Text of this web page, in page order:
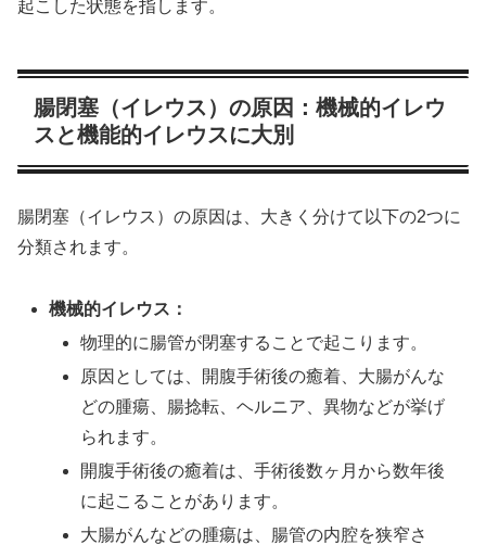
起こした状態を指します。
腸閉塞（イレウス）の原因：機械的イレウ
スと機能的イレウスに大別
腸閉塞（イレウス）の原因は、大きく分けて以下の2つに
分類されます。
機械的イレウス：
物理的に腸管が閉塞することで起こります。
原因としては、開腹手術後の癒着、大腸がんな
どの腫瘍、腸捻転、ヘルニア、異物などが挙げ
られます。
開腹手術後の癒着は、手術後数ヶ月から数年後
に起こることがあります。
大腸がんなどの腫瘍は、腸管の内腔を狭窄さ